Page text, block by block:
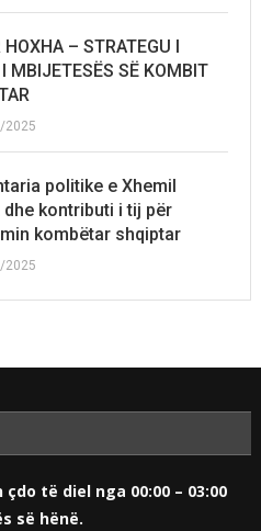
HOXHA – STRATEGU I
MBIJETESËS SË KOMBIT
2025
politike e Xhemil
kontributi i tij për
kombëtar shqiptar
2025
të diel nga 00:00 – 03:00
së hënë.